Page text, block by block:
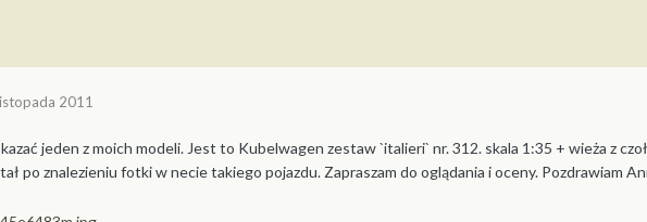
2011
jeden z moich modeli. Jest to Kubelwagen zestaw `italieri` nr. 312. skala 1:35 + wieża z
po znalezieniu fotki w necie takiego pojazdu. Zapraszam do oglądania i oceny. Pozdrawiam